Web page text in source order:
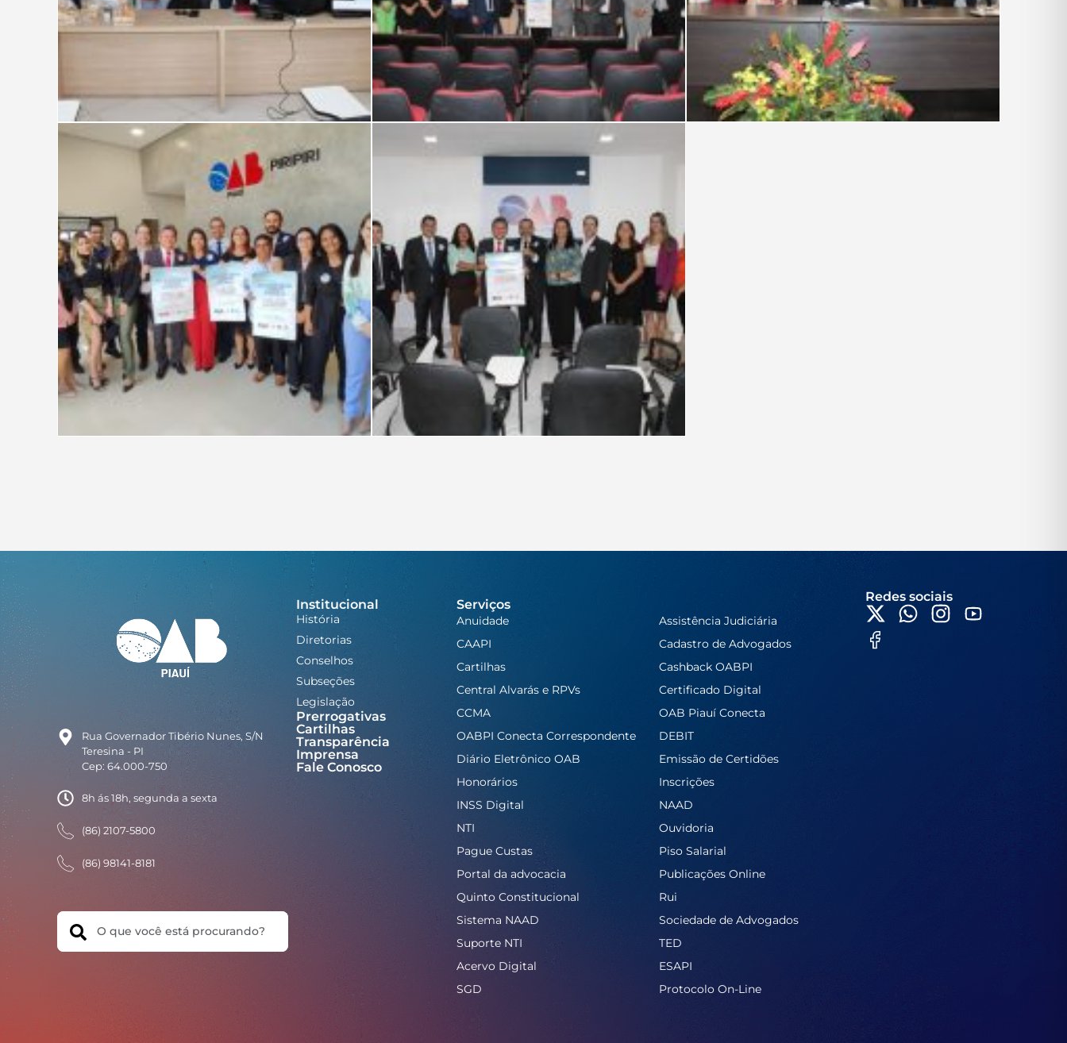
Rua Governador Tibério Nunes, S/N
Teresina - PI
Cep: 64.000-750
8h ás 18h, segunda a sexta
(86) 2107-5800
(86) 98141-8181
Search
Institucional
História
Diretorias
Conselhos
Subseções
Legislação
Prerrogativas
Cartilhas
Transparência
Imprensa
Fale Conosco
Serviços
Anuidade
Assistência Judiciária
CAAPI
Cadastro de Advogados
Cartilhas
Cashback OABPI
Central Alvarás e RPVs
Certificado Digital
CCMA
OAB Piauí Conecta
OABPI Conecta Correspondente
DEBIT
Diário Eletrônico OAB
Emissão de Certidões
Honorários
Inscrições
INSS Digital
NAAD
NTI
Ouvidoria
Pague Custas
Piso Salarial
Portal da advocacia
Publicações Online
Quinto Constitucional
Rui
Sistema NAAD
Sociedade de Advogados
Suporte NTI
TED
Acervo Digital
ESAPI
SGD
Protocolo On-Line
Redes sociais